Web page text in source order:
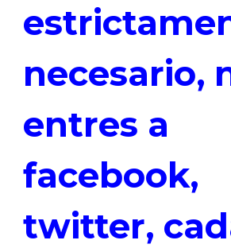
necesario,
entres a
facebook,
twitter,